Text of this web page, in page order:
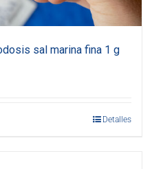
sal marina fina 1 g
Detalles